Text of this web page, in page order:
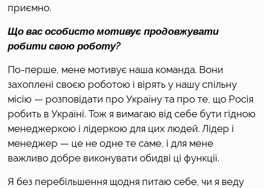
приємно.
Що вас особисто мотивує продовжувати
робити свою роботу?
По-перше, мене мотивує наша команда. Вони
захоплені своєю роботою і вірять у нашу спільну
місію — розповідати про Україну та про те, що Росія
робить в Україні. Тож я вимагаю від себе бути гідною
менеджеркою і лідеркою для цих людей. Лідер і
менеджер — це не одне те саме, і для мене
важливо добре виконувати обидві ці функції.
Я без перебільшення щодня питаю себе, чи я веду